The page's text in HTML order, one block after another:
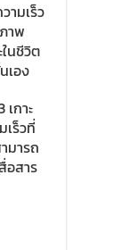
ามเร็ว
าพ
นชีวิต
เอง
กาะ
ร็วที่
มารถ
อสาร